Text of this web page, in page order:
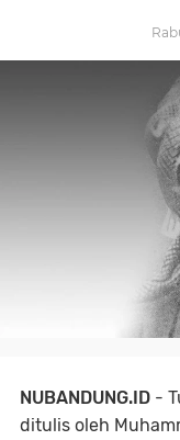
NUBANDUNG.ID -
ditulis oleh